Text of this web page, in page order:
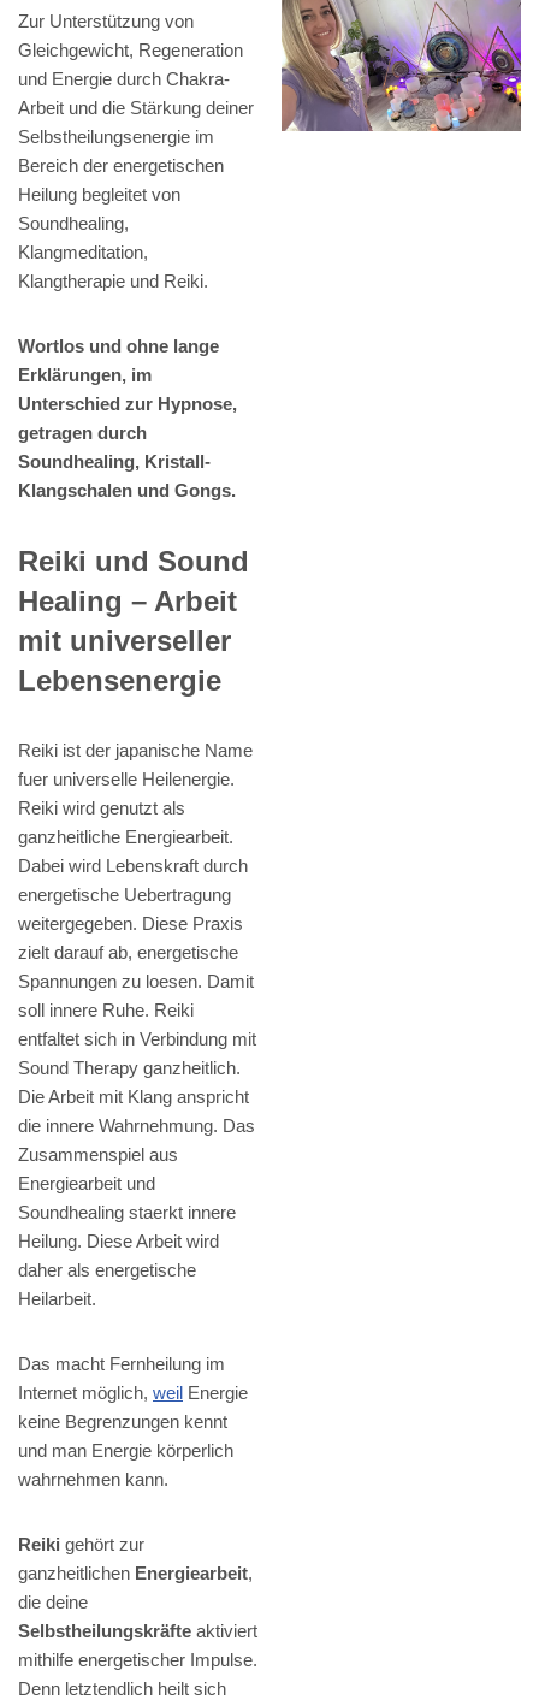
Zur Unterstützung von
Gleichgewicht, Regeneration
und Energie durch Chakra-
Arbeit und die Stärkung deiner
Selbstheilungsenergie im
Bereich der energetischen
Heilung begleitet von
Soundhealing,
Klangmeditation,
Klangtherapie und Reiki.
Wortlos und ohne lange
Erklärungen, im
Unterschied zur Hypnose,
getragen durch
Soundhealing, Kristall-
Klangschalen und Gongs.
Reiki und Sound
Healing – Arbeit
mit universeller
Lebensenergie
Reiki ist der japanische Name
fuer universelle Heilenergie.
Reiki wird genutzt als
ganzheitliche Energiearbeit.
Dabei wird Lebenskraft durch
energetische Uebertragung
weitergegeben. Diese Praxis
zielt darauf ab, energetische
Spannungen zu loesen. Damit
soll innere Ruhe. Reiki
entfaltet sich in Verbindung mit
Sound Therapy ganzheitlich.
Die Arbeit mit Klang anspricht
die innere Wahrnehmung. Das
Zusammenspiel aus
Energiearbeit und
Soundhealing staerkt innere
Heilung. Diese Arbeit wird
daher als energetische
Heilarbeit.
Das macht Fernheilung im
Internet möglich, weil Energie
keine Begrenzungen kennt
und man Energie körperlich
wahrnehmen kann.
Reiki gehört zur
ganzheitlichen Energiearbeit,
die deine
Selbstheilungskräfte aktiviert
mithilfe energetischer Impulse.
Denn letztendlich heilt sich